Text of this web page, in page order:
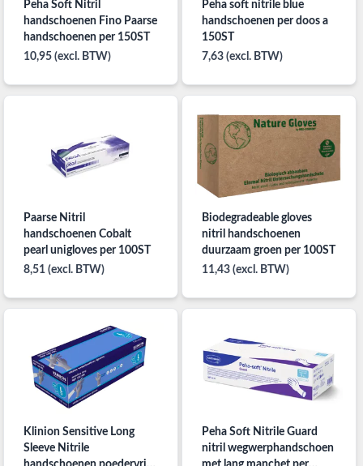
Peha Soft Nitril
handschoenen Fino Paarse
handschoenen per 150ST
10,95 (excl. BTW)
Peha soft nitrile blue
handschoenen per doos a
150ST
7,63 (excl. BTW)
Paarse Nitril
handschoenen Cobalt
pearl unigloves per 100ST
8,51 (excl. BTW)
Biodegradeable gloves
nitril handschoenen
duurzaam groen per 100ST
11,43 (excl. BTW)
Klinion Sensitive Long
Sleeve Nitrile
Peha Soft Nitrile Guard
nitril wegwerphandschoen